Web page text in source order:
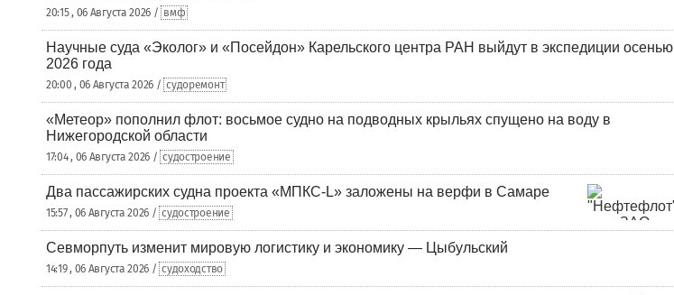
20:15 , 06 Августа 2026 / вмф
Научные суда «Эколог» и «Посейдон» Карельского центра РАН выйдут в экспедиции осенью
2026 года
20:00 , 06 Августа 2026 / судоремонт
«Метеор» пополнил флот: восьмое судно на подводных крыльях спущено на воду в
Нижегородской области
17:04 , 06 Августа 2026 / судостроение
Два пассажирских судна проекта «МПКС-L» заложены на верфи в Самаре
15:57 , 06 Августа 2026 / судостроение
Севморпуть изменит мировую логистику и экономику — Цыбульский
14:19 , 06 Августа 2026 / судоходство